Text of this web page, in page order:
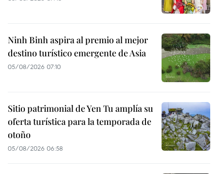
Ninh Binh aspira al premio al mejor
destino turístico emergente de Asia
05/08/2026 07:10
Sitio patrimonial de Yen Tu amplía su
oferta turística para la temporada de
otoño
05/08/2026 06:58